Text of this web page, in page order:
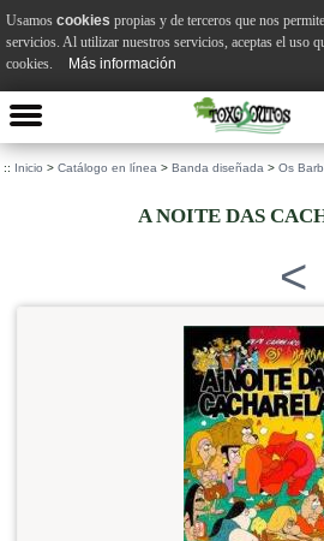
:: Inicio > Catálogo en línea > Banda diseñada > Os
A NOITE DAS
<
Usamos cookies propias y de terceros que nos
servicios. Al utilizar nuestros servicios, aceptas el uso
cookies.
Más información